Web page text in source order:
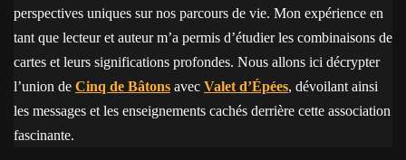
perspectives uniques sur nos parcours de vie. Mon expérience en
tant que lecteur et auteur m’a permis d’étudier les combinaisons de
cartes et leurs significations profondes. Nous allons ici décrypter
l’union de Cinq de Bâtons avec Valet d’Épées, dévoilant ainsi
les messages et les enseignements cachés derrière cette association
fascinante.